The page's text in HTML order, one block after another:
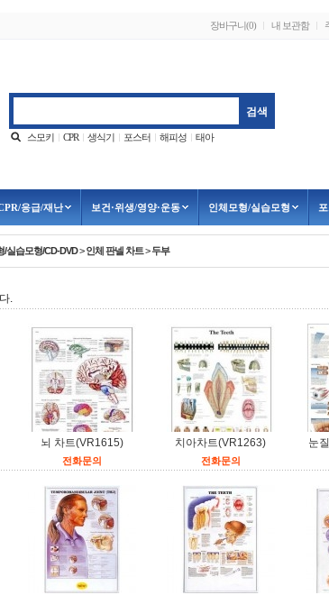
장바구니(0) 내 보관함
스모키 CPR 생식기 포스터 해피성 태아
응급/재난 보건·위생/영양·운동 인체모형/실습모형
/실습모형/CD-DVD>인체 판넬 차트>두부
.
뇌 차트(VR1615)
전화문의
치아차트(VR1263)
전화문의
눈